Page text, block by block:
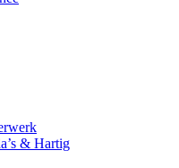
& Hartig